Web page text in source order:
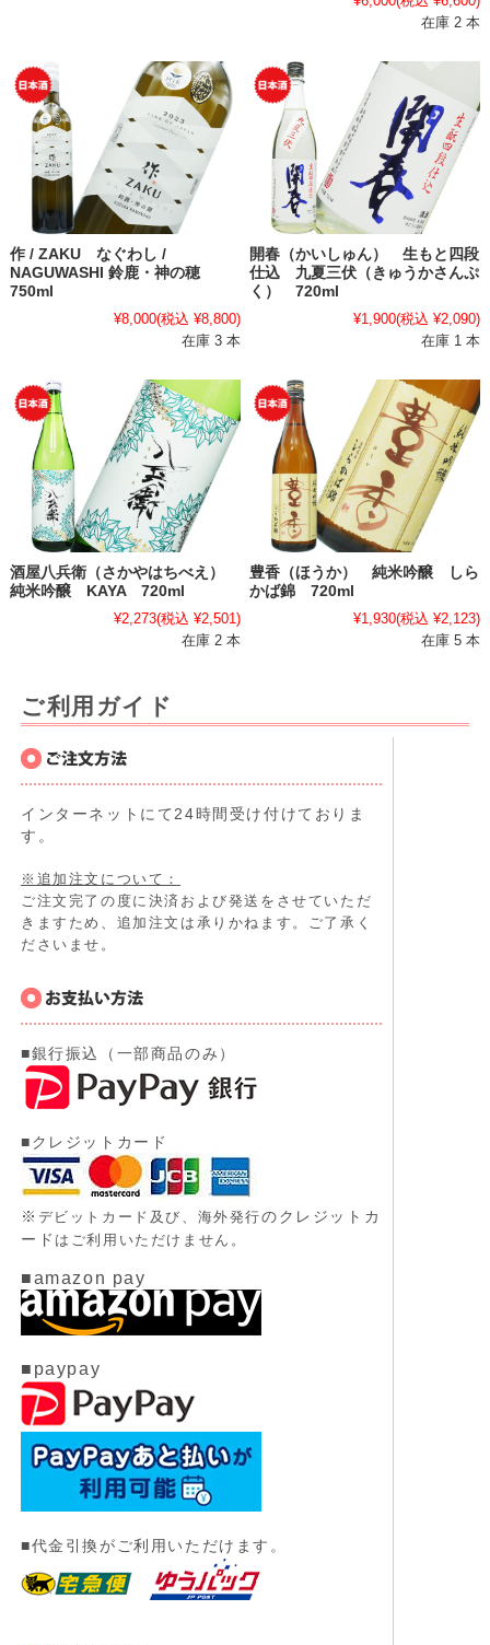
在庫 2 本
作 / ZAKU なぐわし /
NAGUWASHI 鈴鹿・神の穂
750ml
¥8,000(税込 ¥8,800)
在庫 3 本
開春（かいしゅん） 生もと四段
仕込 九夏三伏（きゅうかさんぷ
く） 720ml
¥1,900(税込 ¥2,090)
在庫 1 本
酒屋八兵衛（さかやはちべえ）
純米吟醸 KAYA 720ml
¥2,273(税込 ¥2,501)
在庫 2 本
豊香（ほうか） 純米吟醸 しら
かば錦 720ml
¥1,930(税込 ¥2,123)
在庫 5 本
ご利用ガイド
インターネットにて24時間受け付けておりま
す。
※追加注文について：
ご注文完了の度に決済および発送をさせていただ
きますため、追加注文は承りかねます。ご了承く
ださいませ。
■銀行振込（一部商品のみ）
■クレジットカード
※ デビットカード及び、 海外発行のクレジットカ
ード はご利用いただけません。
■amazon pay
■paypay
■代金引換がご利用いただけます。